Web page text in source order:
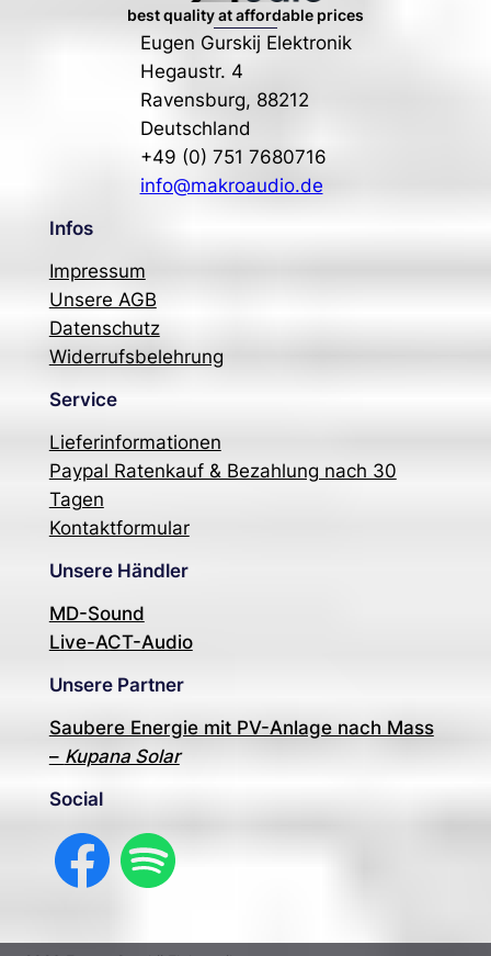
best quality at affordable prices
Eugen Gurskij Elektronik
Hegaustr. 4
Ravensburg, 88212
Deutschland
+49 (0) 751 7680716
info@makroaudio.de
Infos
Impressum
Unsere AGB
Datenschutz
Widerrufsbelehrung
Service
Lieferinformationen
Paypal Ratenkauf & Bezahlung nach 30
Tagen
Kontaktformular
Unsere Händler
MD-Sound
Live-ACT-Audio
Unsere Partner
Saubere Energie mit PV-Anlage nach Mass
– Kupana Solar
Social
Facebook Spotify